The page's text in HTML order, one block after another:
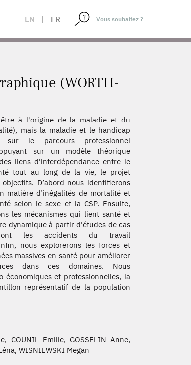
EN | FR
(WORTH-
à l'origine de la maladie et du
mais la maladie et le handicap
sur le parcours professionnel
sur un modèle théorique
liens d'interdépendance entre le
tout au long de la vie, le projet
D’abord nous identifierons
matière d’inégalités de mortalité et
selon le sexe et la CSP. Ensuite,
les mécanismes qui lient santé et
dynamique à partir d'études de cas
les accidents du travail
nous explorerons les forces et
massives en santé pour améliorer
dans ces domaines. Nous
économiques et professionnelles, la
représentatif de la population
COUNIL Emilie, GOSSELIN Anne,
WISNIEWSKI Megan